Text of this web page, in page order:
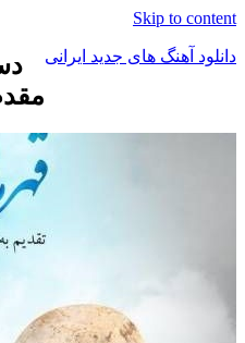
Skip to
آهنگ های جدید ایرانی
مقدم